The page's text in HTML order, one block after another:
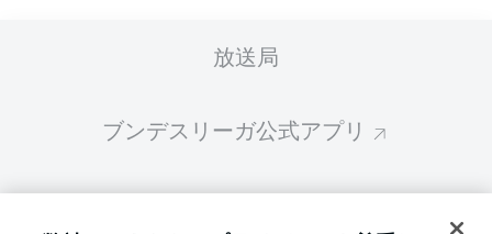
放送局
ブンデスリーガ公式アプリ
ファンタジー・マネジャー